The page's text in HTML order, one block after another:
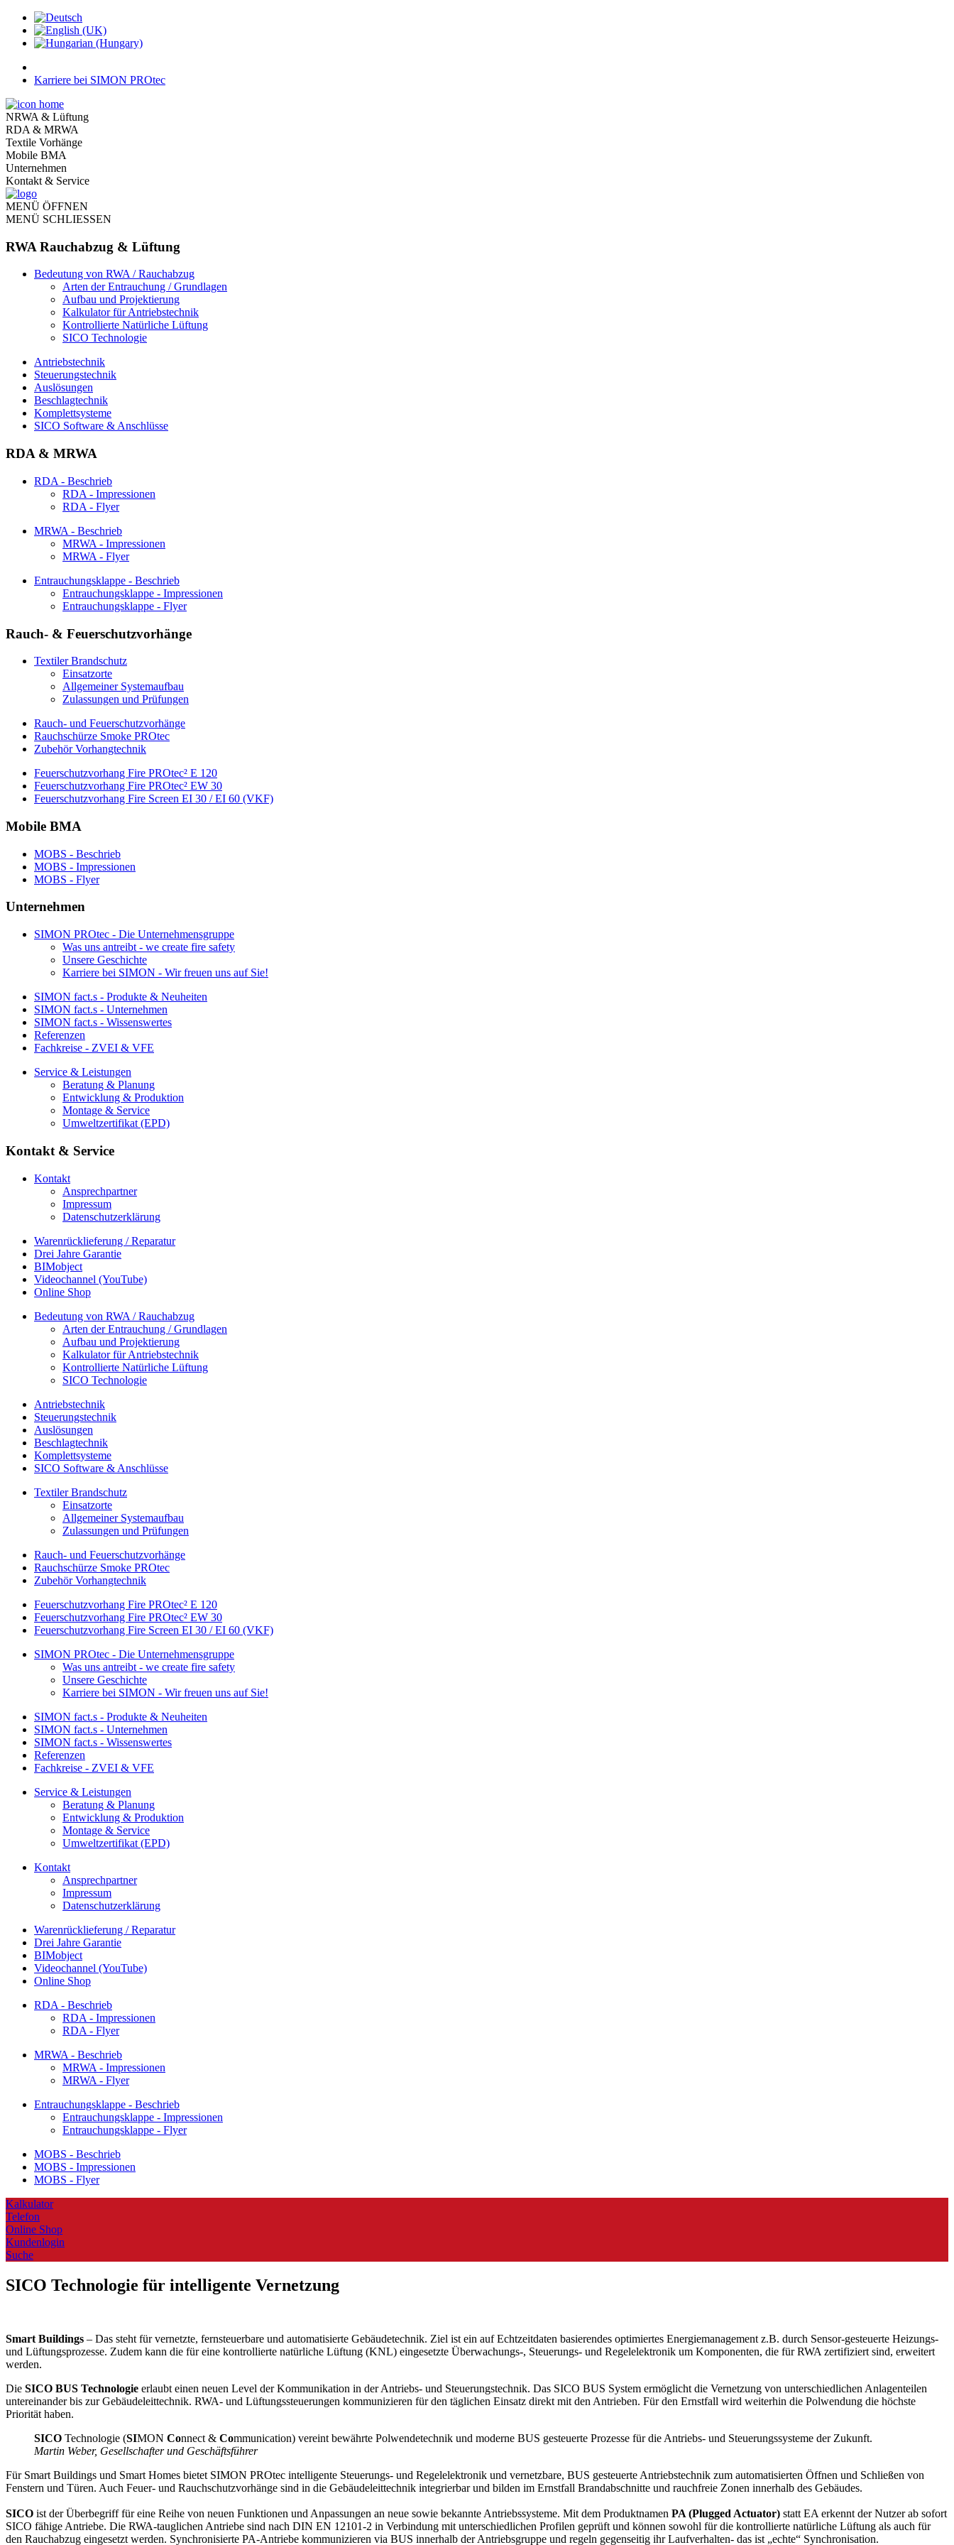
Karriere bei SIMON PROtec
NRWA & Lüftung
RDA & MRWA
Textile Vorhänge
Mobile BMA
Unternehmen
Kontakt & Service
MENÜ ÖFFNEN
MENÜ SCHLIESSEN
RWA Rauchabzug & Lüftung
Bedeutung von RWA / Rauchabzug
Arten der Entrauchung / Grundlagen
Aufbau und Projektierung
Kalkulator für Antriebstechnik
Kontrollierte Natürliche Lüftung
SICO Technologie
Antriebstechnik
Steuerungstechnik
Auslösungen
Beschlagtechnik
Komplettsysteme
SICO Software & Anschlüsse
RDA & MRWA
RDA - Beschrieb
RDA - Impressionen
RDA - Flyer
MRWA - Beschrieb
MRWA - Impressionen
MRWA - Flyer
Entrauchungsklappe - Beschrieb
Entrauchungsklappe - Impressionen
Entrauchungsklappe - Flyer
Rauch- & Feuerschutzvorhänge
Textiler Brandschutz
Einsatzorte
Allgemeiner Systemaufbau
Zulassungen und Prüfungen
Rauch- und Feuerschutzvorhänge
Rauchschürze Smoke PROtec
Zubehör Vorhangtechnik
Feuerschutzvorhang Fire PROtec² E 120
Feuerschutzvorhang Fire PROtec² EW 30
Feuerschutzvorhang Fire Screen EI 30 / EI 60 (VKF)
Mobile BMA
MOBS - Beschrieb
MOBS - Impressionen
MOBS - Flyer
Unternehmen
SIMON PROtec - Die Unternehmensgruppe
Was uns antreibt - we create fire safety
Unsere Geschichte
Karriere bei SIMON - Wir freuen uns auf Sie!
SIMON fact.s - Produkte & Neuheiten
SIMON fact.s - Unternehmen
SIMON fact.s - Wissenswertes
Referenzen
Fachkreise - ZVEI & VFE
Service & Leistungen
Beratung & Planung
Entwicklung & Produktion
Montage & Service
Umweltzertifikat (EPD)
Kontakt & Service
Kontakt
Ansprechpartner
Impressum
Datenschutzerklärung
Warenrücklieferung / Reparatur
Drei Jahre Garantie
BIMobject
Videochannel (YouTube)
Online Shop
Bedeutung von RWA / Rauchabzug
Arten der Entrauchung / Grundlagen
Aufbau und Projektierung
Kalkulator für Antriebstechnik
Kontrollierte Natürliche Lüftung
SICO Technologie
Antriebstechnik
Steuerungstechnik
Auslösungen
Beschlagtechnik
Komplettsysteme
SICO Software & Anschlüsse
Textiler Brandschutz
Einsatzorte
Allgemeiner Systemaufbau
Zulassungen und Prüfungen
Rauch- und Feuerschutzvorhänge
Rauchschürze Smoke PROtec
Zubehör Vorhangtechnik
Feuerschutzvorhang Fire PROtec² E 120
Feuerschutzvorhang Fire PROtec² EW 30
Feuerschutzvorhang Fire Screen EI 30 / EI 60 (VKF)
SIMON PROtec - Die Unternehmensgruppe
Was uns antreibt - we create fire safety
Unsere Geschichte
Karriere bei SIMON - Wir freuen uns auf Sie!
SIMON fact.s - Produkte & Neuheiten
SIMON fact.s - Unternehmen
SIMON fact.s - Wissenswertes
Referenzen
Fachkreise - ZVEI & VFE
Service & Leistungen
Beratung & Planung
Entwicklung & Produktion
Montage & Service
Umweltzertifikat (EPD)
Kontakt
Ansprechpartner
Impressum
Datenschutzerklärung
Warenrücklieferung / Reparatur
Drei Jahre Garantie
BIMobject
Videochannel (YouTube)
Online Shop
RDA - Beschrieb
RDA - Impressionen
RDA - Flyer
MRWA - Beschrieb
MRWA - Impressionen
MRWA - Flyer
Entrauchungsklappe - Beschrieb
Entrauchungsklappe - Impressionen
Entrauchungsklappe - Flyer
MOBS - Beschrieb
MOBS - Impressionen
MOBS - Flyer
Kalkulator
Telefon
Online Shop
Kundenlogin
Suche
SICO Technologie für intelligente Vernetzung
Smart Buildings – Das steht für vernetzte, fernsteuerbare und automatisierte Gebäudetechnik. Ziel ist ein auf Echtzeitdaten basierendes optimiertes Energiemanagement z.B. durch Sensor-gesteuerte Heizungs-
und Lüftungsprozesse. Zudem kann die für eine kontrollierte natürliche Lüftung (KNL) eingesetzte Überwachungs-, Steuerungs- und Regelelektronik um Komponenten, die für RWA zertifiziert sind, erweitert
werden.
Die SICO BUS Technologie erlaubt einen neuen Level der Kommunikation in der Antriebs- und Steuerungstechnik. Das SICO BUS System ermöglicht die Vernetzung von unterschiedlichen Anlagenteilen
untereinander bis zur Gebäudeleittechnik. RWA- und Lüftungssteuerungen kommunizieren für den täglichen Einsatz direkt mit den Antrieben. Für den Ernstfall wird weiterhin die Polwendung die höchste
Priorität haben.
SICO Technologie (SIMON Connect & Communication) vereint bewährte Polwendetechnik und moderne BUS gesteuerte Prozesse für die Antriebs- und Steuerungssysteme der Zukunft.
Martin Weber, Gesellschafter und Geschäftsführer
Für Smart Buildings und Smart Homes bietet SIMON PROtec intelligente Steuerungs- und Regelelektronik und vernetzbare, BUS gesteuerte Antriebstechnik zum automatisierten Öffnen und Schließen von
Fenstern und Türen. Auch Feuer- und Rauchschutzvorhänge sind in die Gebäudeleittechnik integrierbar und bilden im Ernstfall Brandabschnitte und rauchfreie Zonen innerhalb des Gebäudes.
SICO ist der Überbegriff für eine Reihe von neuen Funktionen und Anpassungen an neue sowie bekannte Antriebssysteme. Mit dem Produktnamen PA (Plugged Actuator) statt EA erkennt der Nutzer ab sofort
SICO fähige Antriebe. Die RWA-tauglichen Antriebe sind nach DIN EN 12101-2 in Verbindung mit unterschiedlichen Profilen geprüft und können sowohl für die kontrollierte natürliche Lüftung als auch für
den Rauchabzug eingesetzt werden. Synchronisierte PA-Antriebe kommunizieren via BUS innerhalb der Antriebsgruppe und regeln gegenseitig ihr Laufverhalten- das ist „echte“ Synchronisation.